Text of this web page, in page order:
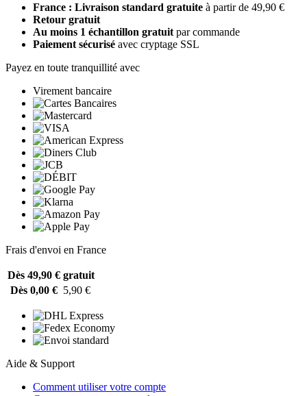
France : Livraison standard gratuite à partir de 49,90 €
Retour gratuit
Au moins 1 échantillon gratuit par commande
Paiement sécurisé avec cryptage SSL
Payez en toute tranquillité avec
Virement bancaire
Frais d'envoi en France
Dès 49,90 € gratuit
Dès 0,00 € 5,90 €
Aide & Support
Comment utiliser votre compte